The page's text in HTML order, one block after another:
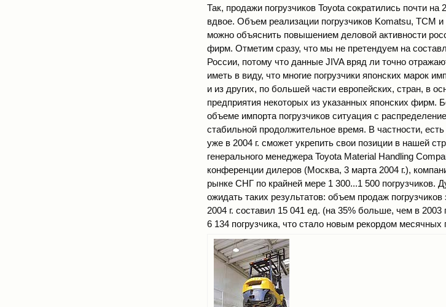
Так, продажи погрузчиков Toyota сократились почти на
вдвое. Объем реализации погрузчиков Komatsu, ТСМ и
можно объяснить повышением деловой активности
фирм. Отметим сразу, что мы не претендуем на
России, потому что данные JIVA вряд ли точно
иметь в виду, что многие погрузчики японских марок
и из других, по большей части европейских, стран, в
предприятия некоторых из указанных японских фирм.
объеме импорта погрузчиков ситуация с
стабильной продолжительное время. В частности,
уже в 2004 г. сможет укрепить свои позиции в нашей
генерального менеджера Toyota Material Handling
конференции дилеров (Москва, 3 марта 2004 г.),
рынке СНГ по крайней мере 1 300...1 500 погрузчиков.
ожидать таких результатов: объем продаж
2004 г. составил 15 041 ед. (на 35% больше, чем в
6 134 погрузчика, что стало новым рекордом месячных